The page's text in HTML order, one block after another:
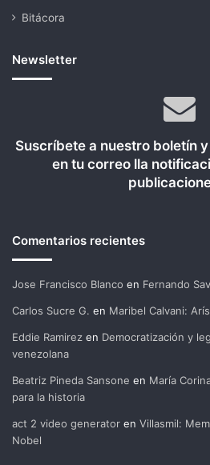
Bitácora
Newsletter
Suscríbete a nuestro boletín
en tu correo lla
Comentarios recientes
Jose Francisco Blanco en Fernando
Carlos Sucre G. en Maribel Calvani:
Eddie Ramirez en Democratización y
venezolana
Beatriz Pineda Sansone en María
para la historia
act 2 video generator en Villasmil:
Nobel